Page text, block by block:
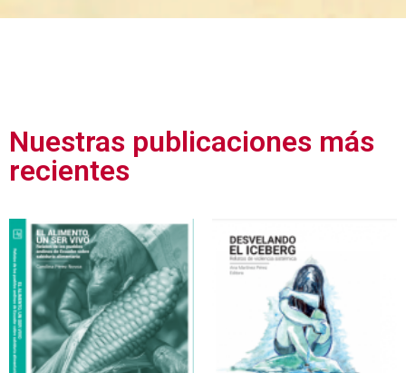
Nuestras publicaciones más
recientes